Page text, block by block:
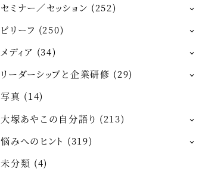
セミナー／セッション (252)
ビリーフ (250)
メディア (34)
リーダーシップと企業研修 (29)
写真 (14)
大塚あやこの自分語り (213)
悩みへのヒント (319)
未分類 (4)